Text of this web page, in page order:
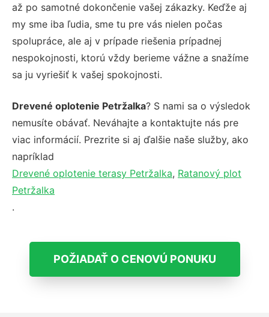
až po samotné dokončenie vašej zákazky. Keďže aj
my sme iba ľudia, sme tu pre vás nielen počas
spolupráce, ale aj v prípade riešenia prípadnej
nespokojnosti, ktorú vždy berieme vážne a snažíme
sa ju vyriešiť k vašej spokojnosti.
Drevené oplotenie Petržalka? S nami sa o výsledok
nemusíte obávať. Neváhajte a kontaktujte nás pre
viac informácií. Prezrite si aj ďalšie naše služby, ako
napríklad
Drevené oplotenie terasy Petržalka, Ratanový plot
Petržalka
.
POŽIADAŤ O CENOVÚ PONUKU